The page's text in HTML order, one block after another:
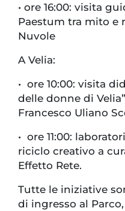
• ore 16:00: visita
Paestum tra mito e
Nuvole
A Velia:
• ore 10:00: visita
delle donne di
Francesco Uliano
• ore 11:00:
riciclo creativo a
Effetto Rete.
Tutte le iniziative
di ingresso al